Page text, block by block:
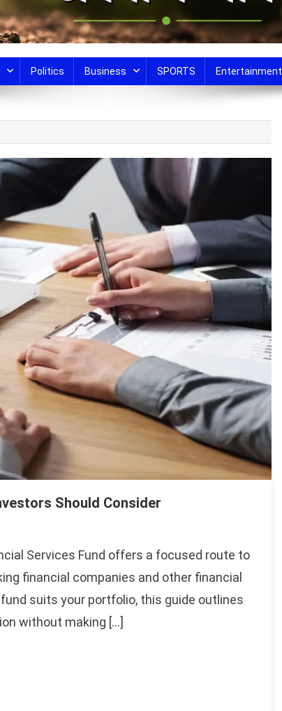
Politics Business SPORTS Entertainment
Should Consider
Services Fund offers a focused route to
financial companies and other financial
suits your portfolio, this guide outlines
without making […]